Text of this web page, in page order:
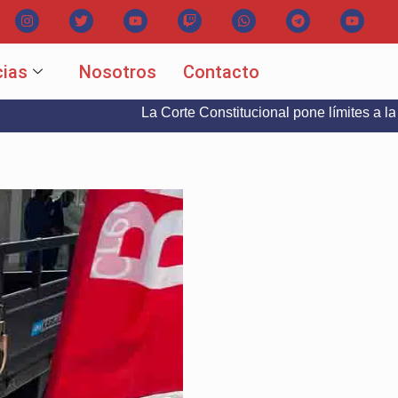
Nosotros Contacto
La Corte Constitucional pone límites a la libertad